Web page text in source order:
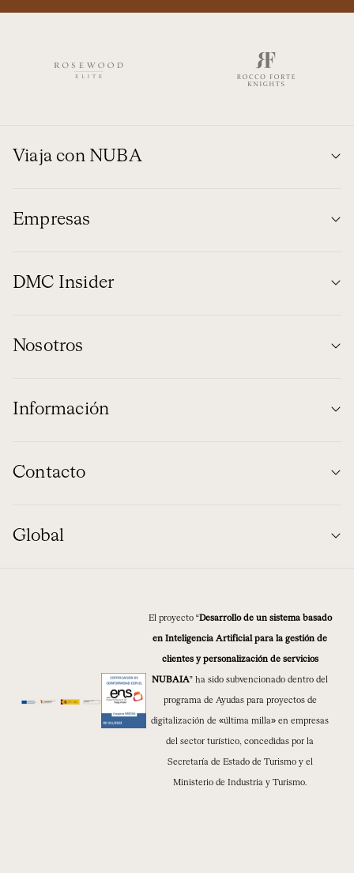
Viaja con NUBA
Empresas
DMC Insider
Nosotros
Información
Contacto
Global
El proyecto “Desarrollo de un sistema basado
en Inteligencia Artificial para la gestión de
clientes y personalización de servicios
NUBAIA” ha sido subvencionado dentro del
programa de Ayudas para proyectos de
digitalización de «última milla» en empresas
del sector turístico, concedidas por la
Secretaría de Estado de Turismo y el
Ministerio de Industria y Turismo.